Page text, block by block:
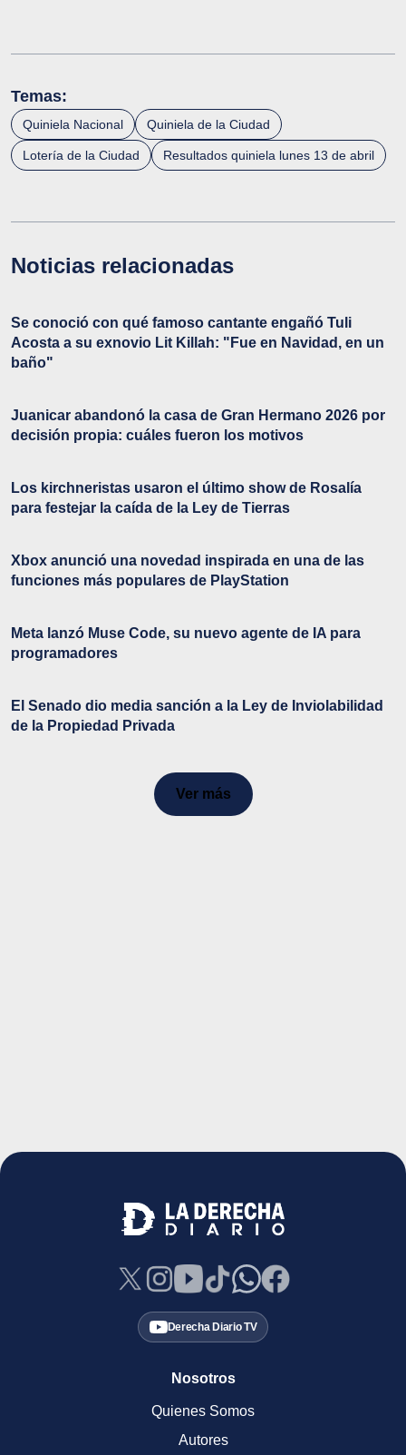
Temas:
Quiniela Nacional Quiniela de la Ciudad
Lotería de la Ciudad Resultados quiniela lunes 13 de abril
Noticias relacionadas
Se conoció con qué famoso cantante engañó Tuli
Acosta a su exnovio Lit Killah: "Fue en Navidad, en un
baño"
Juanicar abandonó la casa de Gran Hermano 2026 por
decisión propia: cuáles fueron los motivos
Los kirchneristas usaron el último show de Rosalía
para festejar la caída de la Ley de Tierras
Xbox anunció una novedad inspirada en una de las
funciones más populares de PlayStation
Meta lanzó Muse Code, su nuevo agente de IA para
programadores
El Senado dio media sanción a la Ley de Inviolabilidad
de la Propiedad Privada
Ver más
Derecha Diario TV
Nosotros
Quienes Somos
Autores